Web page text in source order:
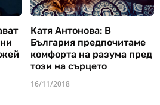
Катя Антонова: В
България предпочитаме
комфорта на разума пред
този на сърцето
16/11/2018